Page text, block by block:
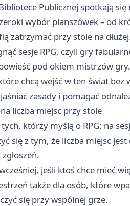
Publicznej spotkają
wybór planszówek – od
zatrzymać przy stole na
sesje RPG, czyli gry
pod okiem mistrzów
chcą wejść w ten świat
zasady i pomagać
liczba miejsc przy stole
którzy myślą o RPG: na
się z tym, że liczba miejsc
jeśli ktoś chce mieć
także dla osób, które
się przy wspólnej grze.